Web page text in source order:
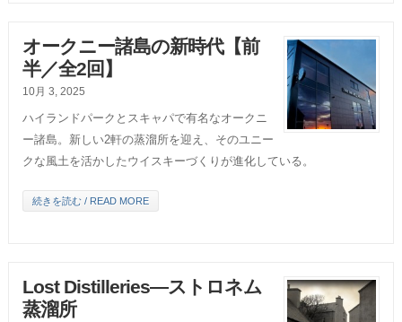
オークニー諸島の新時代【前
半／全2回】
10月 3, 2025
ハイランドパークとスキャパで有名なオークニ
ー諸島。新しい2軒の蒸溜所を迎え、そのユニー
クな風土を活かしたウイスキーづくりが進化している。
続きを読む / READ MORE
Lost Distilleries―ストロネム
蒸溜所